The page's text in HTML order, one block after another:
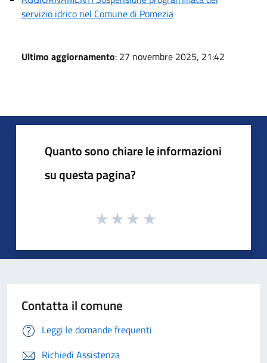
servizio idrico nel Comune di Pomezia
Ultimo aggiornamento: 27 novembre 2025, 21:42
Quanto sono chiare le informazioni
su questa pagina?
Contatta il comune
Leggi le domande frequenti
Richiedi Assistenza